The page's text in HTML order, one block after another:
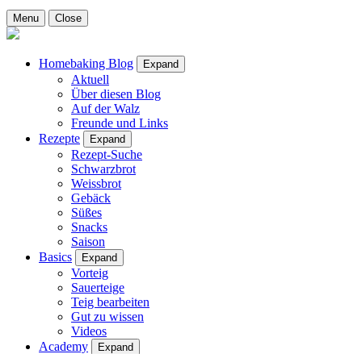
Menu Close
Homebaking Blog Expand
Aktuell
Über diesen Blog
Auf der Walz
Freunde und Links
Rezepte
Expand
Rezept-Suche
Schwarzbrot
Weissbrot
Gebäck
Süßes
Snacks
Saison
Basics
Expand
Vorteig
Sauerteige
Teig bearbeiten
Gut zu wissen
Videos
Academy
Expand